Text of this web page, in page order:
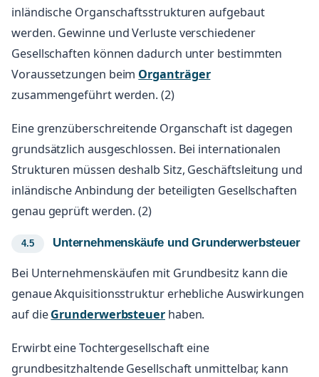
inländische Organschaftsstrukturen aufgebaut
werden. Gewinne und Verluste verschiedener
Gesellschaften können dadurch unter bestimmten
Voraussetzungen beim Organträger
zusammengeführt werden. (2)
Eine grenzüberschreitende Organschaft ist dagegen
grundsätzlich ausgeschlossen. Bei internationalen
Strukturen müssen deshalb Sitz, Geschäftsleitung und
inländische Anbindung der beteiligten Gesellschaften
genau geprüft werden. (2)
Unternehmenskäufe und Grunderwerbsteuer
Bei Unternehmenskäufen mit Grundbesitz kann die
genaue Akquisitionsstruktur erhebliche Auswirkungen
auf dieGrunderwerbsteuerhaben.
Erwirbt eine Tochtergesellschaft eine
grundbesitzhaltende Gesellschaft unmittelbar, kann